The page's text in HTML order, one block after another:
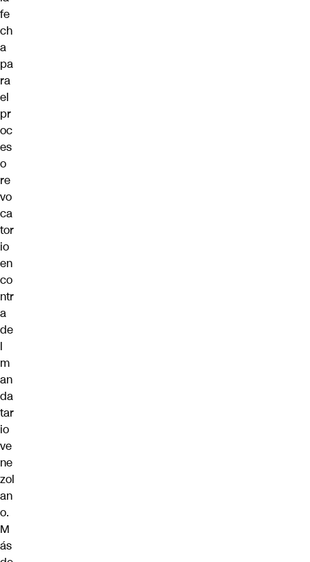
fe
ch
a
pa
ra
el
pr
oc
es
o
re
vo
ca
tor
io
en
co
ntr
a
de
l
m
an
da
tar
io
ve
ne
zol
an
o.
M
ás